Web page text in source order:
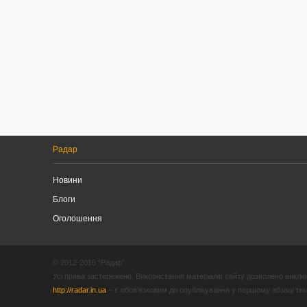
Радар
Новини
Блоги
Оголошення
© 2012-2016 “Радар”
Усі права застережено. Використання матеріалів сайту дозволено
http://radar.in.ua – є обов’язковим до опублікування у першому абзаці